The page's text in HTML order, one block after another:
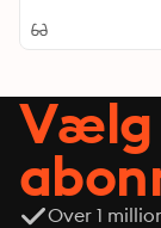
Over 1